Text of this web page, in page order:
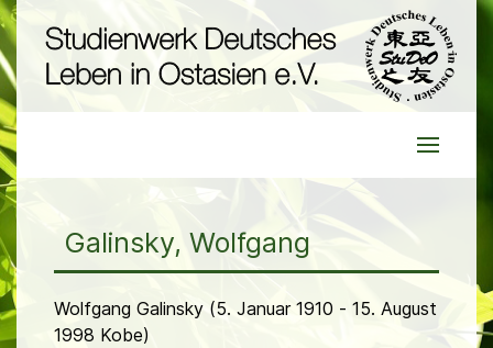
Galinsky, Wolfgang
Wolfgang Galinsky (5. Januar 1910 - 15. August
1998 Kobe)